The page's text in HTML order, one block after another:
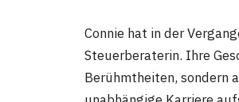
Connie hat in der
Steuerberaterin. Ihre
Berühmtheiten, sondern